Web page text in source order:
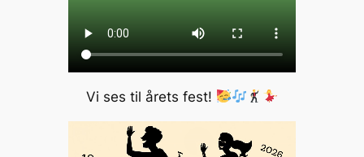
Vi ses til årets fest!